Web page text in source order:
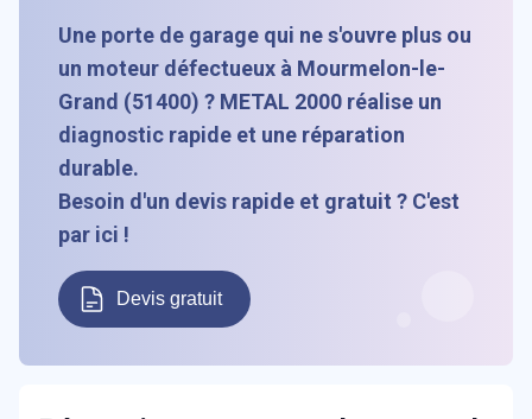
Une porte de garage qui ne s'ouvre plus ou
un moteur défectueux à Mourmelon-le-
Grand (51400) ? METAL 2000 réalise un
diagnostic rapide et une réparation
durable.
Besoin d'un devis rapide et gratuit ? C'est
par ici !
Devis gratuit